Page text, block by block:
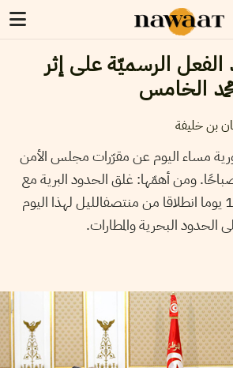
الفعل الرسميّة على إثر
الخامس
بن خليفة
مساء اليوم عن مقرّرات مجلس الأمن
ومن أهمّها: غلق الحدود البرية مع
الشقيقة ليبيا لمدة 15 يوما انطلاقا من منتصفالليل لهذا اليوم
الحدود البحرية والمطارات.